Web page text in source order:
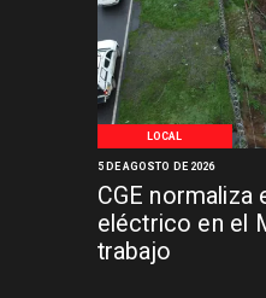
LOCAL
CGE normaliza
eléctrico en el
trabajo
5 DE AGOSTO DE 2026